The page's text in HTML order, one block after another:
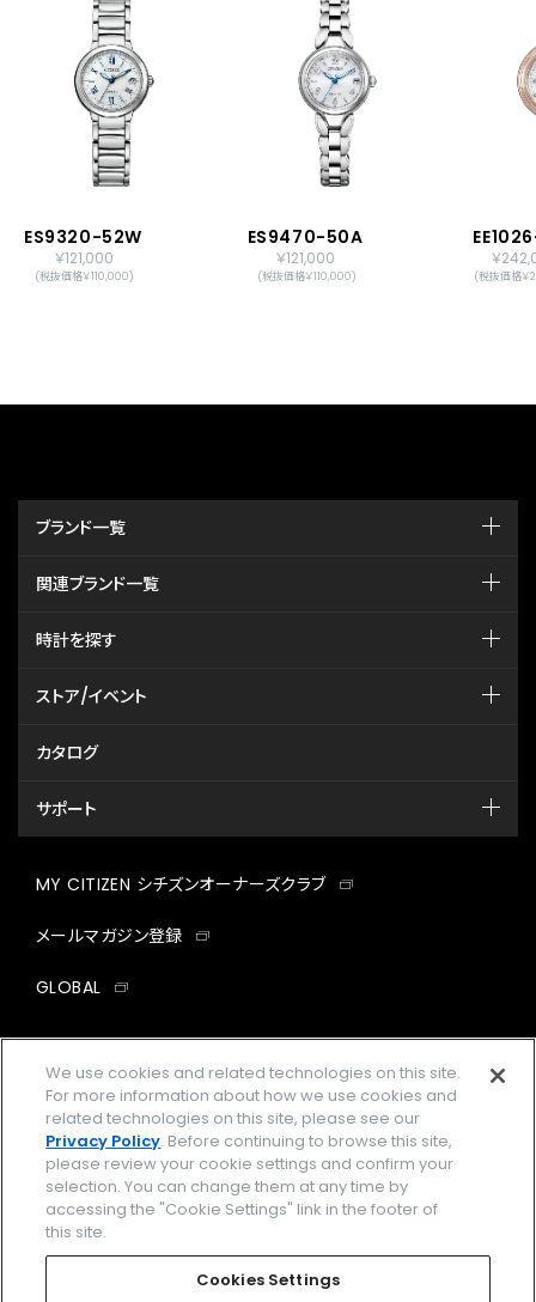
ES9320-52W
￥121,000
(税抜価格￥110,000)
ES9470-50A
￥121,000
(税抜価格￥110,000)
￥
(税抜価格
ブランド一覧
関連ブランド一覧
時計を探す
ストア/イベント
カタログ
サポート
MY CITIZEN シチズンオーナーズクラブ
メールマガジン登録
GLOBAL
企業情報 ご利用規約
プライバシーポリシー Cookies Settings
Amazon PayはAmazon.com, Inc.またはその関連会社の商標です。
We use cookies and related technologies on this site.
For more information about how we use cookies and
related technologies on this site, please see our
Privacy Policy. Before continuing to browse this site,
please review your cookie settings and confirm your
selection. You can change them at any time by
accessing the "Cookie Settings" link in the footer of
this site.
Cookies Settings